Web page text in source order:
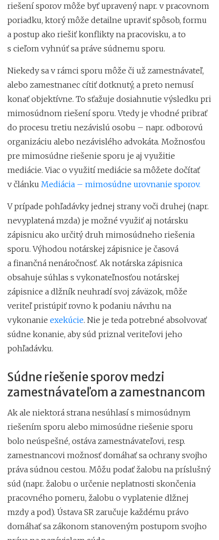
riešení sporov môže byť upravený napr. v pracovnom
poriadku, ktorý môže detailne upraviť spôsob, formu
a postup ako riešiť konflikty na pracovisku, a to
s cieľom vyhnúť sa práve súdnemu sporu.
Niekedy sa v rámci sporu môže či už zamestnávateľ,
alebo zamestnanec cítiť dotknutý, a preto nemusí
konať objektívne. To sťažuje dosiahnutie výsledku pri
mimosúdnom riešení sporu. Vtedy je vhodné pribrať
do procesu tretiu nezávislú osobu – napr. odborovú
organizáciu alebo nezávislého advokáta. Možnosťou
pre mimosúdne riešenie sporu je aj využitie
mediácie. Viac o využití mediácie sa môžete dočítať
v článku Mediácia – mimosúdne urovnanie sporov.
V prípade pohľadávky jednej strany voči druhej (napr.
nevyplatená mzda) je možné využiť aj notársku
zápisnicu ako určitý druh mimosúdneho riešenia
sporu. Výhodou notárskej zápisnice je časová
a finančná nenáročnosť. Ak notárska zápisnica
obsahuje súhlas s vykonateľnosťou notárskej
zápisnice a dlžník neuhradí svoj záväzok, môže
veriteľ pristúpiť rovno k podaniu návrhu na
vykonanie exekúcie. Nie je teda potrebné absolvovať
súdne konanie, aby súd priznal veriteľovi jeho
pohľadávku.
Súdne riešenie sporov medzi
zamestnávateľom a zamestnancom
Ak ale niektorá strana nesúhlasí s mimosúdnym
riešením sporu alebo mimosúdne riešenie sporu
bolo neúspešné, ostáva zamestnávateľovi, resp.
zamestnancovi možnosť domáhať sa ochrany svojho
práva súdnou cestou. Môžu podať žalobu na príslušný
súd (napr. žalobu o určenie neplatnosti skončenia
pracovného pomeru, žalobu o vyplatenie dlžnej
mzdy a pod). Ústava SR zaručuje každému právo
domáhať sa zákonom stanoveným postupom svojho